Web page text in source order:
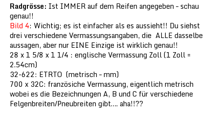
Radgrösse: Ist IMMER auf dem Reifen angegeben – schau
genau!!
Bild 4: Wichtig; es ist einfacher als es aussieht!! Du siehst
drei verschiedene Vermassungsangaben, die ALLE dasselbe
aussagen, aber nur EINE Einzige ist wirklich genau!!
28 x 1 5/8 x 1 1/4 : englische Vermassung Zoll (1 Zoll =
2.54cm)
32-622: ETRTO (metrisch – mm)
700 x 32C: französiche Vermassung, eigentlich metrisch
wobei es die Bezeichnungen A, B und C für verschiedene
Felgenbreiten/Pneubreiten gibt…. aha!!??